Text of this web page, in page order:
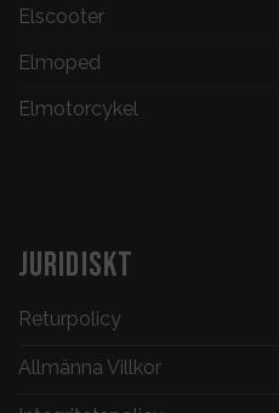
Elscooter
Elmoped
Elmotorcykel
JURIDISKT
Returpolicy
Allmänna Villkor